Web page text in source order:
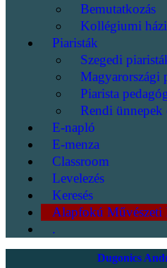
Bemutatkozás
Kollégiumi
Piaristák
Szegedi
Magyarországi
Piarista
Rendi
E-napló
E-menza
Classroom
Levelezés
Keresés
Alapfokú Művészeti
.
Dugonics